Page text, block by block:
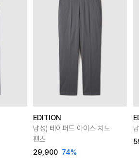
EDITION
남성) 테이퍼드 아이스 치노
팬츠
29,900 74%